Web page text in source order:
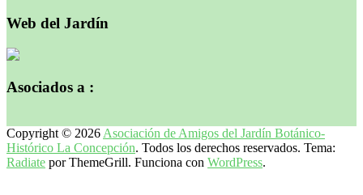
Web del Jardín
Asociados a :
Copyright © 2026 Asociación de Amigos del Jardín Botánico-
Histórico La Concepción. Todos los derechos reservados. Tema:
Radiate por ThemeGrill. Funciona con WordPress.